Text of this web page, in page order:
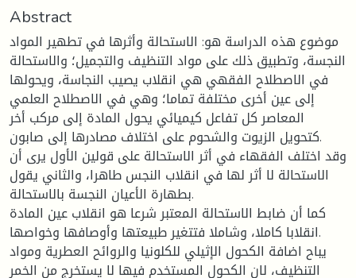
Abstract
موضوع هذه الدراسة هو: الاستحالة وأثرها في تطهير المواد
النجسة، وتطبيق ذلك على مواد التنظيف والتجميل؛ والاستحالة
في الاصطلاح الفقهي هي انقلاب يصيب النجاسة، ويحولها
إلى عين أخرى مختلفة تماما؛ وهي في الاصطلاح العلمي
المعاصر كل تفاعل كيميائي يحول المادة إلى مركب أخر
كتحويل الزيوت والشحوم على اختلاف مصادرها إلى صابون.
وقد اختلف الفقهاء في أثر الاستحالة على قولين الأول يرى أن
الاستحالة لا أثر لها في انقلاب النجس طاهرا، والثاني يقول
بطهارة الأعيان النجسة بالاستحالة.
كما أن ضابط الاستحالة المعتبر شرعا هو انقلاب عين المادة
انقلابا كاملا، وشاملا فتتغير طبيعتها وأوصافها وخواصها.
يباح اضافة الكحول الإثيلي للكلونيا والروائح العطرية ومواد
التنظيف، لان الكحول المستخدم فيها لا يستخرج من الخمر